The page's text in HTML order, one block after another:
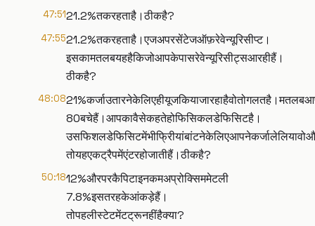
47:5121.2%तकरहताहै।ठीकहै?
47:5521.2%तकरहताहै।एजअपरसेंटेजऑफ़रेवेन्यूरिसीप्ट।
इसकामतलबयहहैकिजोआपकेपासरेवेन्यूरिसीट्सआरहीहैं।
ठीकहै?
48:08
₹80बचेहैं।आपकावैसेकहतेहोफिसिकलडेफिसिटहै।
तोयहएकट्रैपमेंएंटरहोजातीहैं।ठीकहै?
50:1812%औरपरकैपिटाइनकमअप्रोक्सिममेटली
7.8%इसतरहकेआंकड़ेहैं।
तोपहलीस्टेटमेंटट्रूनहींहैक्या?